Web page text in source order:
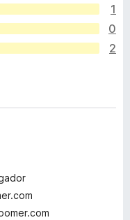
1
0
2